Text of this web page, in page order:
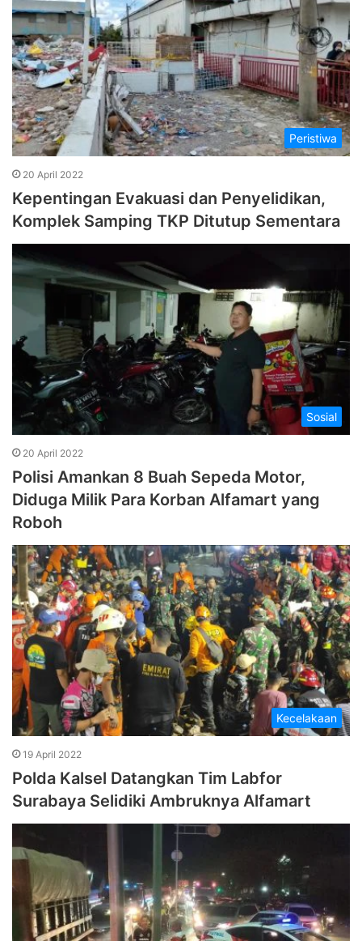
Peristiwa
20 April 2022
Kepentingan Evakuasi dan Penyelidikan,
Komplek Samping TKP Ditutup Sementara
Sosial
20 April 2022
Polisi Amankan 8 Buah Sepeda Motor,
Diduga Milik Para Korban Alfamart yang
Roboh
Kecelakaan
19 April 2022
Polda Kalsel Datangkan Tim Labfor
Surabaya Selidiki Ambruknya Alfamart